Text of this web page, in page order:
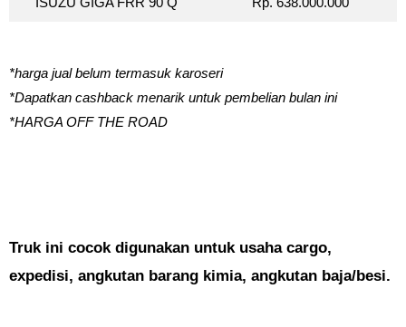
*harga jual belum termasuk karoseri
*Dapatkan cashback menarik untuk pembelian bulan ini
*HARGA OFF THE ROAD
Truk ini cocok digunakan untuk usaha cargo,
expedisi, angkutan barang kimia, angkutan baja/besi.